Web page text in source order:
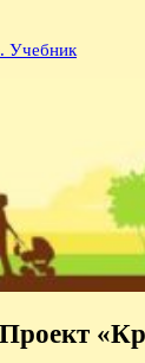
Учебник
Проект